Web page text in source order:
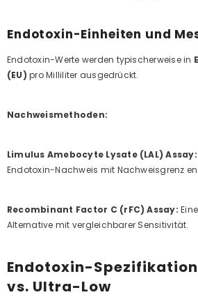
Endotoxin-Einheiten und
Endotoxin-Werte werden typischerweise in
(EU) pro Milliliter ausgedrückt.
Nachweismethoden:
Limulus Amebocyte Lysate (LAL) Assay:
Endotoxin-Nachweis mit Nachweisgrenz en
Recombinant Factor C (rFC) Assay:
Alternative mit vergleichbarer Sensitivität.
Endotoxin-
vs. Ultra-Low